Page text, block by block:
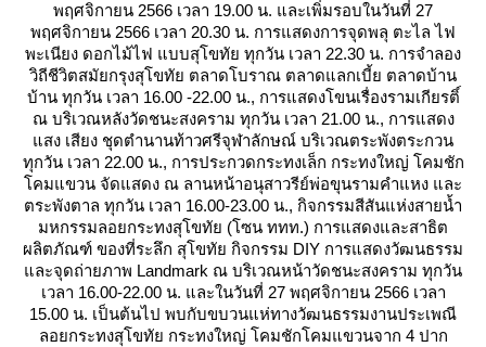
พฤศจิกายน 2566 เวลา 19.00 น. และเพิ่มรอบในวันที่ 27
พฤศจิกายน 2566 เวลา 20.30 น. การแสดงการจุดพลุ ตะไล ไฟ
พะเนียง ดอกไม้ไฟ แบบสุโขทัย ทุกวัน เวลา 22.30 น. การจำลอง
วิถีชีวิตสมัยกรุงสุโขทัย ตลาดโบราณ ตลาดแลกเบี้ย ตลาดบ้าน
บ้าน ทุกวัน เวลา 16.00 -22.00 น., การแสดงโขนเรื่องรามเกียรติ์
ณ บริเวณหลังวัดชนะสงคราม ทุกวัน เวลา 21.00 น., การแสดง
สง เสียง ชุดตำนานท้าวศรีจุฬาลักษณ์ บริเวณตระพังตระกวน
ทุกวัน เวลา 22.00 น., การประกวดกระทงเล็ก กระทงใหญ่ โคมชัก
คมแขวน จัดแสดง ณ ลานหน้าอนุสาวรีย์พ่อขุนรามคำแหง และ
ตระพังตาล ทุกวัน เวลา 16.00-23.00 น., กิจกรรมสีสันแห่งสายน้ำ
มหกรรมลอยกระทงสุโขทัย (โซน ททท.) การแสดงและสาธิต
ผลิตภัณฑ์ ของที่ระลึก สุโขทัย กิจกรรม DIY การแสดงวัฒนธรรม
ละจุดถ่ายภาพ Landmark ณ บริเวณหน้าวัดชนะสงคราม ทุกวัน
เวลา 16.00-22.00 น. และในวันที่ 27 พฤศจิกายน 2566 เวลา
15.00 น. เป็นต้นไป พบกับขบวนแห่ทางวัฒนธรรมงานประเพณี
ลอยกระทงสุโขทัย กระทงใหญ่ โคมชักโคมแขวนจาก 4 ปาก